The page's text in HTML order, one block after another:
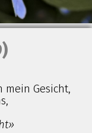
mein Gesicht,